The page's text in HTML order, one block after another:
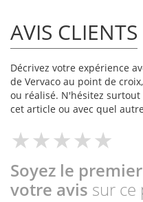
AVIS CLIENTS
Décrivez votre expérience
de Vervaco au point de
ou réalisé. N'hésitez
cet article ou avec quel
Soyez le
votre avis sur